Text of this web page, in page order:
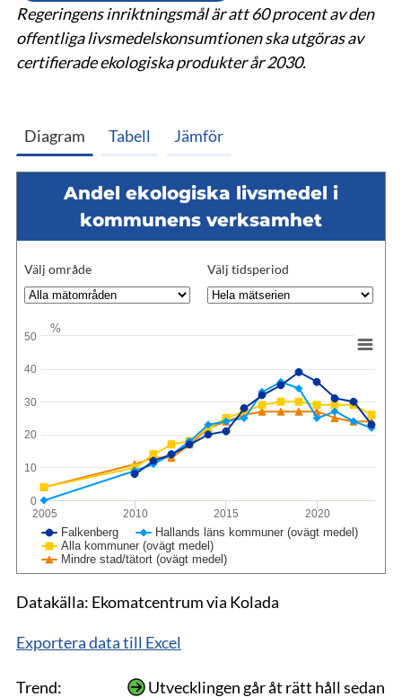
Regeringens inriktningsmål är att 60 procent av den
offentliga livsmedelskonsumtionen ska utgöras av
certifierade ekologiska produkter år 2030.
Diagram Tabell Jämför
Andel ekologiska livsmedel i
kommunens verksamhet
Välj område Välj tidsperiod
%
Falkenberg
Hallands läns kommuner (ovägt medel)
Alla kommuner (ovägt medel)
Mindre stad/tätort (ovägt medel)
2005 2010 2015 2020
0
10
20
30
40
50
Datakälla: Ekomatcentrum via Kolada
Exportera data till Excel
Trend:
Utvecklingen går åt rätt håll sedan